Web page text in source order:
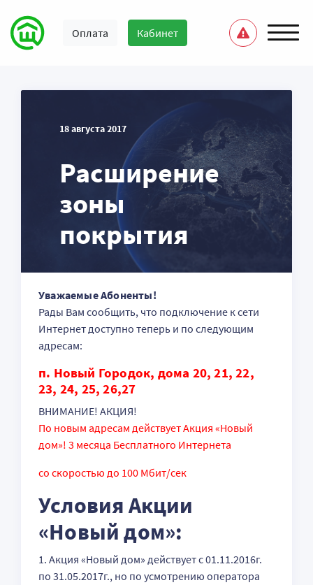
Оплата Кабинет
18 августа 2017
Расширение
зоны
покрытия
Уважаемые Абоненты!
Рады Вам сообщить, что подключение к сети
Интернет доступно теперь и по следующим
адресам:
п. Новый Городок, дома 20, 21, 22,
23, 24, 25, 26,27
ВНИМАНИЕ! АКЦИЯ!
По новым адресам действует Акция «Новый
дом»! 3 месяца Бесплатного Интернета
со скоростью до 100 Мбит/сек
Условия Акции
«Новый дом»:
1. Акция «Новый дом» действует с 01.11.2016г.
по 31.05.2017г., но по усмотрению оператора